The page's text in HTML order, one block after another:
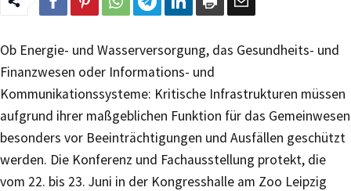
Ob Energie- und Wasserversorgung, das Gesundheits- und
Finanzwesen oder Informations- und
Kommunikationssysteme: Kritische Infrastrukturen müssen
aufgrund ihrer maßgeblichen Funktion für das Gemeinwesen
besonders vor Beeinträchtigungen und Ausfällen geschützt
werden. Die Konferenz und Fachausstellung protekt, die
vom 22. bis 23. Juni in der Kongresshalle am Zoo Leipzig